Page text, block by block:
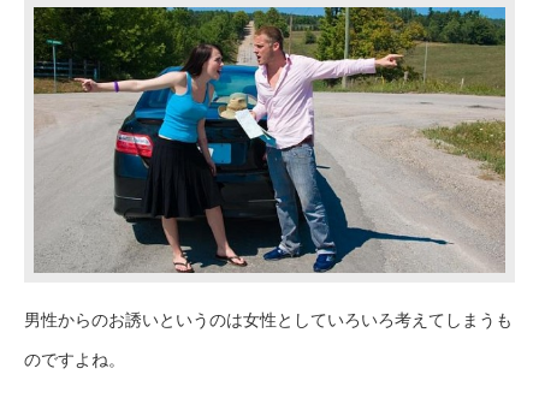
男性からのお誘いというのは女性としていろいろ考えてしまうも
のですよね。